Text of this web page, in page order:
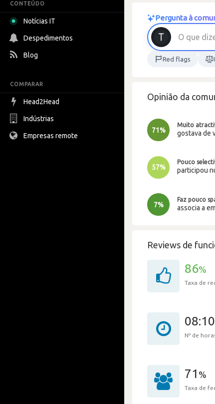
CONTEÚDO
Notícias IT
Despedimentos
Blog
COMPARAR
Head2Head
Indústrias
Empresas remote
Pergunta à
O que d iz
Red flags
Opinião da
71%
Muito
gostava de
57%
Pouco
participou
7%
Faz pouco
associa a
Reviews de
86%
Taxa de
08:10
Nº de
71 %
Taxa de